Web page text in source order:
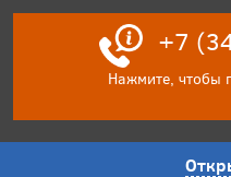
+7
Нажмите, чтобы